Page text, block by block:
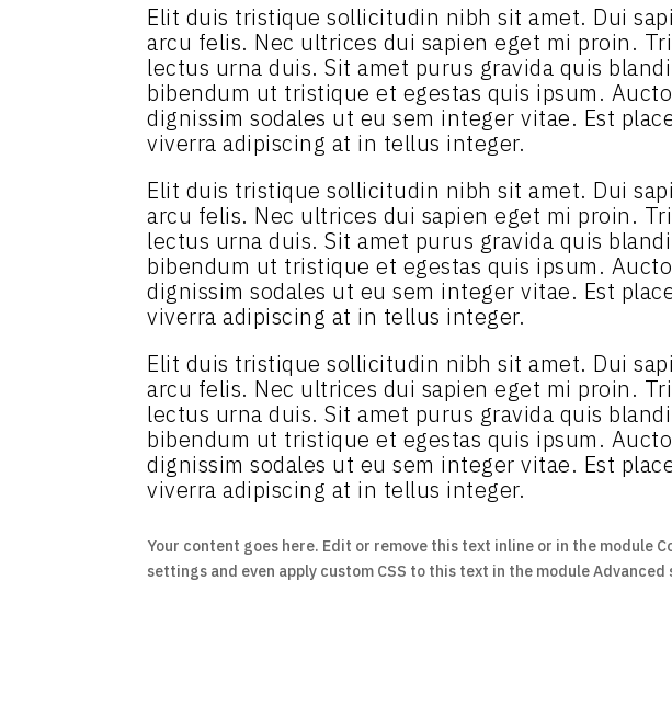
Elit duis tristique sollicitudin nibh sit amet. Dui
arcu felis. Nec ultrices dui sapien eget mi proin.
lectus urna duis. Sit amet purus gravida quis
bibendum ut tristique et egestas quis ipsum.
dignissim sodales ut eu sem integer vitae. Est
viverra adipiscing at in tellus integer.
Elit duis tristique sollicitudin nibh sit amet. Dui
arcu felis. Nec ultrices dui sapien eget mi proin.
lectus urna duis. Sit amet purus gravida quis
bibendum ut tristique et egestas quis ipsum.
dignissim sodales ut eu sem integer vitae. Est
viverra adipiscing at in tellus integer.
Elit duis tristique sollicitudin nibh sit amet. Dui
arcu felis. Nec ultrices dui sapien eget mi proin.
lectus urna duis. Sit amet purus gravida quis
bibendum ut tristique et egestas quis ipsum.
dignissim sodales ut eu sem integer vitae. Est
viverra adipiscing at in tellus integer.
Your content goes here. Edit or remove this text inline or in the module
settings and even apply custom CSS to this text in the module